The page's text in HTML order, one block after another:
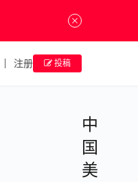
注册 投稿
中
国
美